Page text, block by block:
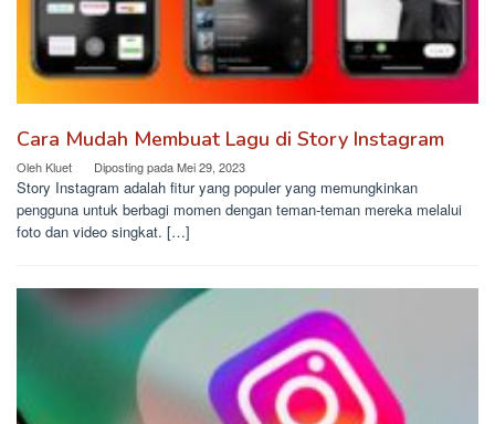
Cara Mudah Membuat Lagu di Story Instagram
Oleh Kluet Diposting padaMei 29, 2023
Story Instagram adalah fitur yang populer yang memungkinkan
pengguna untuk berbagi momen dengan teman-teman mereka melalui
foto dan video singkat. […]